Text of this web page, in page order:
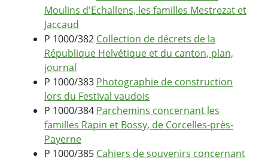
Moulins d'Echallens, les familles Mestrezat et
Jaccaud
P 1000/382 Collection de décrets de la
République Helvétique et du canton, plan,
journal
P 1000/383 Photographie de construction
lors du Festival vaudois
P 1000/384 Parchemins concernant les
familles Rapin et Bossy, de Corcelles-près-
Payerne
P 1000/385 Cahiers de souvenirs concernant